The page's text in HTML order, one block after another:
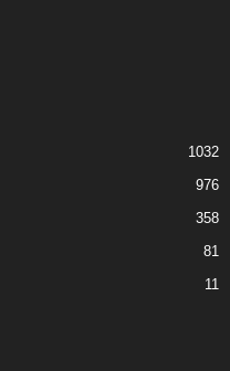
1032
976
358
81
11